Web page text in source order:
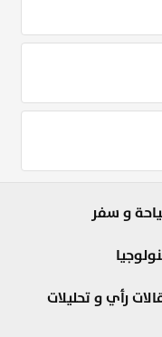
و سفر
رأي و تحليلات